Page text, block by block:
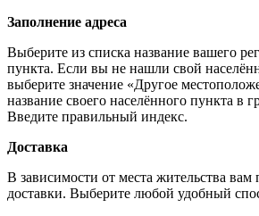
Заполнение адреса
Выберите из списка название вашего
пункта. Если вы не нашли свой
выберите значение «Другое
название своего населённого пункта в
Введите правильный индекс.
Доставка
В зависимости от места жительства
доставки. Выберите любой удобный